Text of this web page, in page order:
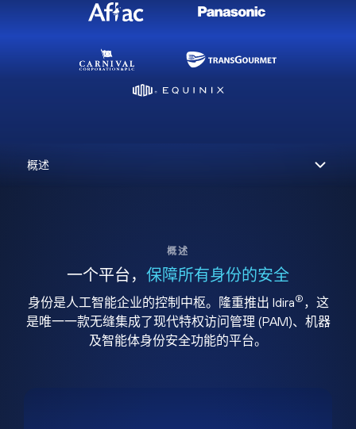
概述
一个平台， 保障所有身份的安全
身份是人工智能企业的控制中枢。隆重推出 Idira® ，这
是唯一一款无缝集成了现代特权访问管理 (PAM)、机器
及智能体身份安全功能的平台。